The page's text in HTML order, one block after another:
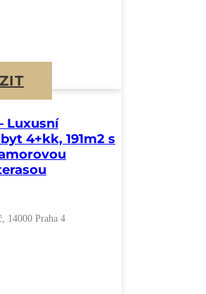
Luxusní
4+kk, 191m2 s
14000 Praha 4